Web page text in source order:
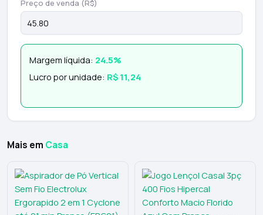
Preço de venda (R$)
Margem líquida: 24.5%
Lucro por unidade: R$ 11,24
Mais em Casa